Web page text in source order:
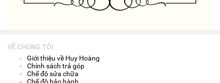
VỀ CHÚNG TÔI
Giới thiệu về Huy Hoàng
Chính sách trả góp
Chế độ sửa chữa